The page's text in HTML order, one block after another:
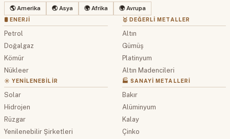
🌎 Amerika 🌏 Asya 🌍 Afrika 🌍 Avrupa
🛢 ENERJI
Petrol
Doğalgaz
Kömür
Nükleer
☀️ YENILENEBILIR
Solar
Hidrojen
Rüzgar
Yenilenebilir Şirketleri
🥇 DEĞERLI METALLER
Altın
Gümüş
Platinyum
Altın Madencileri
🏭 SANAYI METALLERI
Bakır
Alüminyum
Kalay
Çinko